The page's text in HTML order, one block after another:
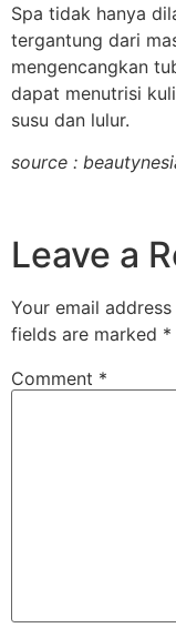
Spa tidak hanya
tergantung dari
mengencangkan
dapat menutrisi
susu dan lulur.
source :
Leave a
Your email
fields are marked *
Comment *